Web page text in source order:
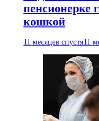
пенсионерке
кошкой
11 месяцев спустя11